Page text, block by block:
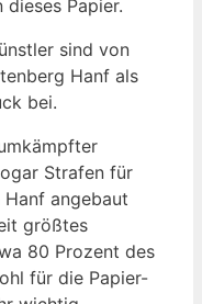
Papier.
sind von
Hanf als
bei.
Strafen für
angebaut
größtes
80 Prozent des
für die Papier-